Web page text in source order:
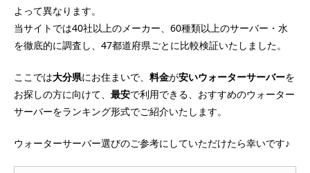
よって異なります。
当サイトでは40社以上のメーカー、60種類以上のサーバー・水
を徹底的に調査し、47都道府県ごとに比較検証いたしました。
ここでは大分県にお住まいで、 料金が安いウォーターサーバーを
お探しの方に向けて、 最安で利用できる、おすすめのウォーター
サーバーをランキング形式でご紹介いたします。
ウォーターサーバー選びのご参考にしていただけたら幸いです♪